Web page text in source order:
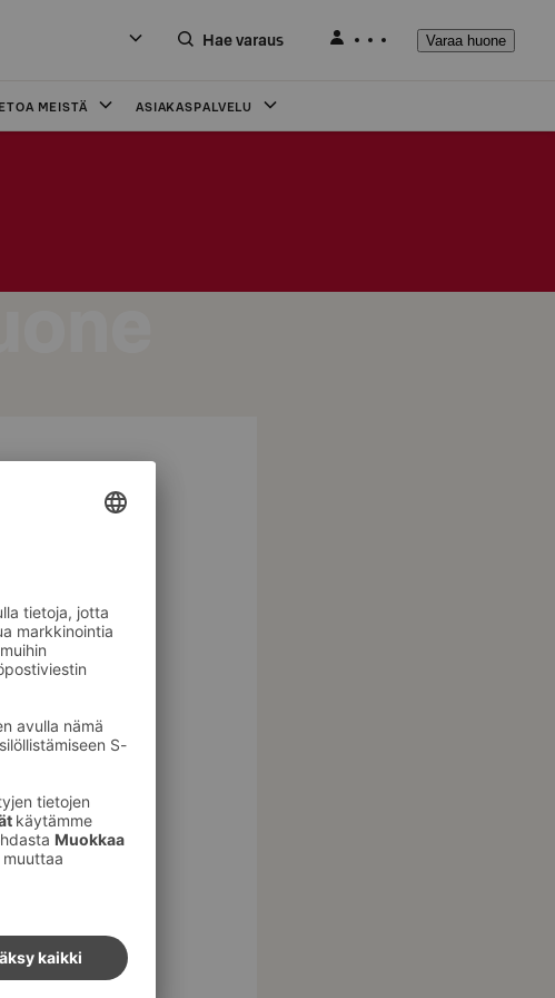
Hae varaus Varaa huone
MEISTÄ ASIAKASPALVELU